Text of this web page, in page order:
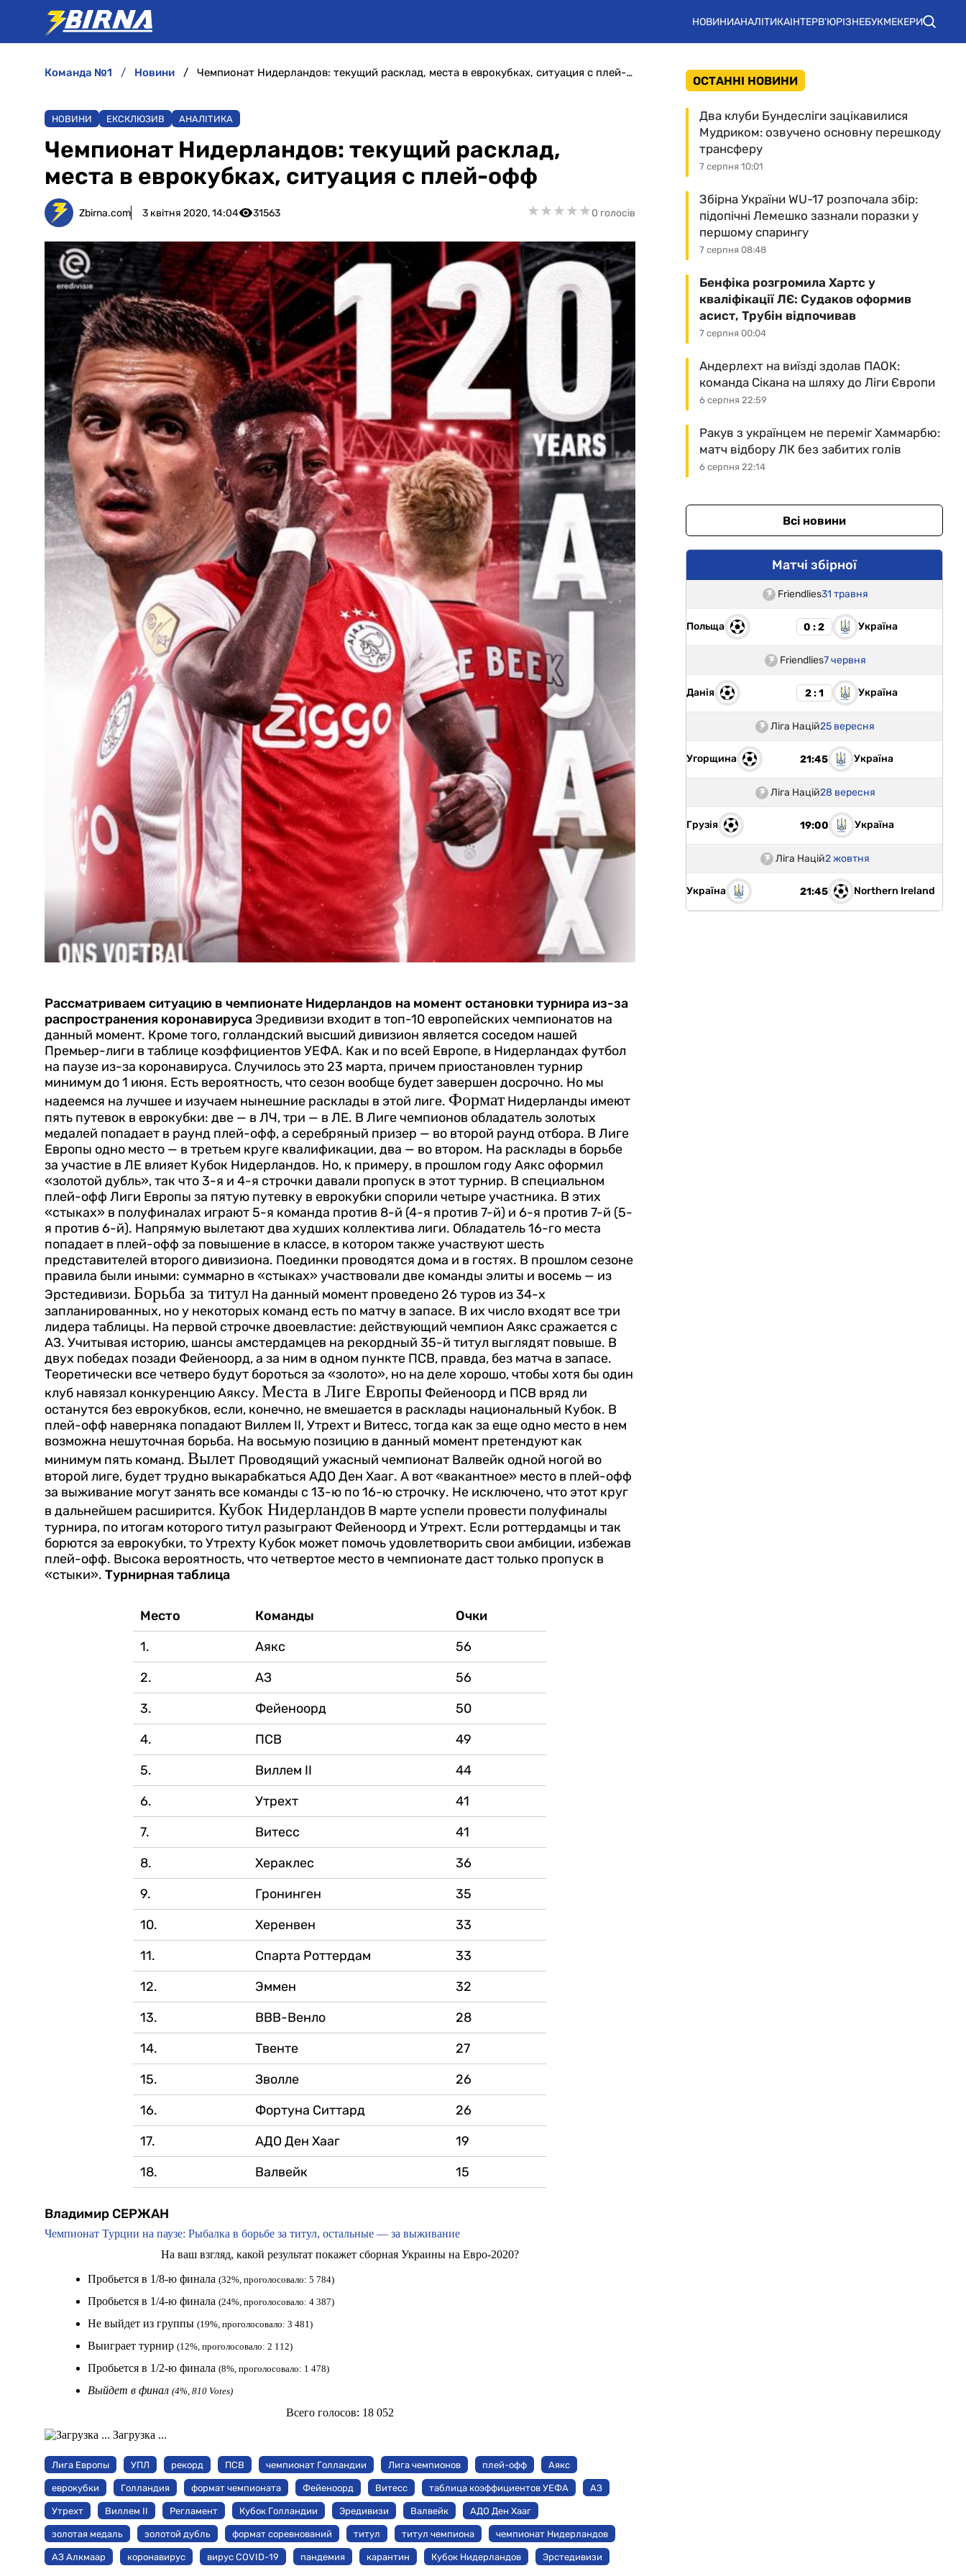
НОВИНИАНАЛІТИКАІНТЕРВ'ЮРІЗНЕБУКМЕКЕРИ
команда №1 новини Чемпионат Нидерландов: текущий расклад, места в еврокубках, ситуация с плей-офф
НОВИНИ ЕКСКЛЮЗИВ АНАЛІТИКА
Чемпионат Нидерландов: текущий расклад,
места в еврокубках, ситуация с плей-офф
Zbirna.com 3 квітня 2020, 14:04 31563 ★★★★★
★★★★★0 голосів
Рассматриваем ситуацию в чемпионате Нидерландов на момент остановки турнира из-за
распространения коронавируса Эредивизи входит в топ-10 европейских чемпионатов на
данный момент. Кроме того, голландский высший дивизион является соседом нашей
Премьер-лиги в таблице коэффициентов УЕФА. Как и по всей Европе, в Нидерландах футбол
на паузе из-за коронавируса. Случилось это 23 марта, причем приостановлен турнир
минимум до 1 июня. Есть вероятность, что сезон вообще будет завершен досрочно. Но мы
надеемся на лучшее и изучаем нынешние расклады в этой лиге. Формат Нидерланды имеют
пять путевок в еврокубки: две — в ЛЧ, три — в ЛЕ. В Лиге чемпионов обладатель золотых
медалей попадает в раунд плей-офф, а серебряный призер — во второй раунд отбора. В Лиге
Европы одно место — в третьем круге квалификации, два — во втором. На расклады в борьбе
за участие в ЛЕ влияет Кубок Нидерландов. Но, к примеру, в прошлом году Аякс оформил
«золотой дубль», так что 3-я и 4-я строчки давали пропуск в этот турнир. В специальном
плей-офф Лиги Европы за пятую путевку в еврокубки спорили четыре участника. В этих
«стыках» в полуфиналах играют 5-я команда против 8-й (4-я против 7-й) и 6-я против 7-й (5-
я против 6-й). Напрямую вылетают два худших коллектива лиги. Обладатель 16-го места
попадает в плей-офф за повышение в классе, в котором также участвуют шесть
представителей второго дивизиона. Поединки проводятся дома и в гостях. В прошлом сезоне
правила были иными: суммарно в «стыках» участвовали две команды элиты и восемь — из
Эрстедивизи. Борьба за титул На данный момент проведено 26 туров из 34-х
запланированных, но у некоторых команд есть по матчу в запасе. В их число входят все три
лидера таблицы. На первой строчке двоевластие: действующий чемпион Аякс сражается с
АЗ. Учитывая историю, шансы амстердамцев на рекордный 35-й титул выглядят повыше. В
двух победах позади Фейеноорд, а за ним в одном пункте ПСВ, правда, без матча в запасе.
Теоретически все четверо будут бороться за «золото», но на деле хорошо, чтобы хотя бы один
клуб навязал конкуренцию Аяксу. Места в Лиге Европы Фейеноорд и ПСВ вряд ли
останутся без еврокубков, если, конечно, не вмешается в расклады национальный Кубок. В
плей-офф наверняка попадают Виллем II, Утрехт и Витесс, тогда как за еще одно место в нем
возможна нешуточная борьба. На восьмую позицию в данный момент претендуют как
минимум пять команд. Вылет Проводящий ужасный чемпионат Валвейк одной ногой во
второй лиге, будет трудно выкарабкаться АДО Ден Хааг. А вот «вакантное» место в плей-офф
за выживание могут занять все команды с 13-ю по 16-ю строчку. Не исключено, что этот круг
в дальнейшем расширится. Кубок Нидерландов В марте успели провести полуфиналы
турнира, по итогам которого титул разыграют Фейеноорд и Утрехт. Если роттердамцы и так
борются за еврокубки, то Утрехту Кубок может помочь удовлетворить свои амбиции, избежав
плей-офф. Высока вероятность, что четвертое место в чемпионате даст только пропуск в
«стыки». Турнирная таблица
Место Команды
Очки
1.
Аякс
56
2.
АЗ
56
3.
Фейеноорд
50
4.
ПСВ
49
5.
Виллем II
44
6.
Утрехт
41
7.
Витесс
41
8.
Хераклес
36
9.
Гронинген
35
10.
Херенвен
33
11.
Спарта Роттердам
33
12.
Эммен
32
13.
ВВВ-Венло
28
14.
Твенте
27
15.
Зволле
26
16.
Фортуна Ситтард
26
17.
АДО Ден Хааг
19
18.
Валвейк 15
Владимир СЕРЖАН
Чемпионат Турции на паузе: Рыбалка в борьбе за титул, остальные — за выживание
На ваш взгляд, какой результат покажет сборная Украины на Евро-2020?
Пробьется в 1/8-ю финала (32%, проголосовало: 5 784)
Пробьется в 1/4-ю финала (24%, проголосовало: 4 387)
Не выйдет из группы (19%, проголосовало: 3 481)
Выиграет турнир (12%, проголосовало: 2 112)
Пробьется в 1/2-ю финала (8%, проголосовало: 1 478)
Выйдет в финал (4%, 810 Votes)
Всего голосов: 18 052
Загрузка ...
Лига Европы УПЛ рекорд ПСВ чемпионат Голландии Лига чемпионов плей-офф Аякс
еврокубки Голландия формат чемпионата Фейеноорд Витесс таблица коэффициентов УЕФА АЗ
Утрехт Виллем II Регламент Кубок Голландии Эредивизи Валвейк АДО Ден Хааг
золотая медаль золотой дубль формат соревнований титул титул чемпиона чемпионат Нидерландов
АЗ Алкмаар коронавирус вирус COVID-19 пандемия карантин Кубок Нидерландов Эрстедивизи
ОСТАННІ НОВИНИ
7 серпня 10:01
Два клуби Бундесліги зацікавилися
Мудриком: озвучено основну перешкоду
трансферу
7 серпня 08:48
Збірна України WU-17 розпочала збір:
підопічні Лемешко зазнали поразки у
першому спарингу
7 серпня 00:04
Бенфіка розгромила Хартс у
кваліфікації ЛЄ: Судаков оформив
асист, Трубін відпочивав
6 серпня 22:59
Андерлехт на виїзді здолав ПАОК:
команда Сікана на шляху до Ліги Європи
6 серпня 22:14
Ракув з українцем не переміг Хаммарбю:
матч відбору ЛК без забитих голів
Всі новини
Матчі збірної
Friendlies31 травня
Польща 0 : 2 Україна
Friendlies7 червня
Данія 2 : 1 Україна
Ліга Націй25 вересня
Угорщина 21:45 Україна
Ліга Націй28 вересня
Грузія 19:00 Україна
Ліга Націй2 жовтня
Україна 21:45 Northern Ireland